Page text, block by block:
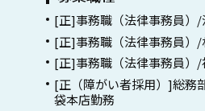
[正]事務職（法律事務員）/
[正]事務職（法律事務員）/
[正]事務職（法律事務員）/
[正（障がい者採用）]総務
袋本店勤務